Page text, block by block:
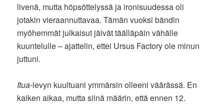
livenä, mutta höpsöttelyssä ja ironisuudessa oli
jotakin vieraannuttavaa. Tämän vuoksi bändin
myöhemmät julkaisut jäivät täälläpäin vähälle
kuuntelulle – ajattelin, ettei Ursus Factory ole minun
juttuni.
Itua-levyn kuultuani ymmärsin olleeni väärässä. En
kaiken aikaa, mutta siinä määrin, että ennen 12.